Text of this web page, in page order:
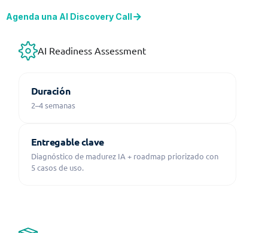
Agenda una AI Discovery Call
AI Readiness Assessment
Duración
2–4 semanas
Entregable clave
Diagnóstico de madurez IA + roadmap priorizado con
5 casos de uso.